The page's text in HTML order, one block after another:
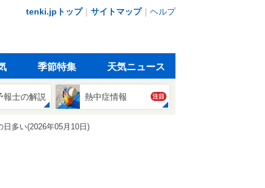
tenki.jpトップ｜ サイトマップ｜ ヘルプ
季節特集 天気ニュース
報士の解説 熱中症情報 注目
多い(2026年05月10日)